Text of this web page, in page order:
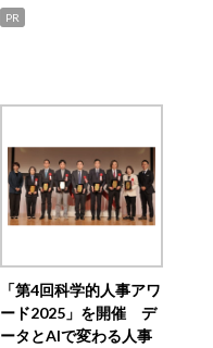
PR
「第4回科学的人事アワ
ード2025」を開催 デ
ータとAIで変わる人事